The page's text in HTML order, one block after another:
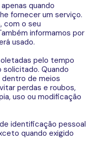
quando
fornecer um serviço.
com o seu
informamos por
usado.
pelo tempo
Quando
de meios
perdas e roubos,
uso ou modificação
identificação pessoal
quando exigido